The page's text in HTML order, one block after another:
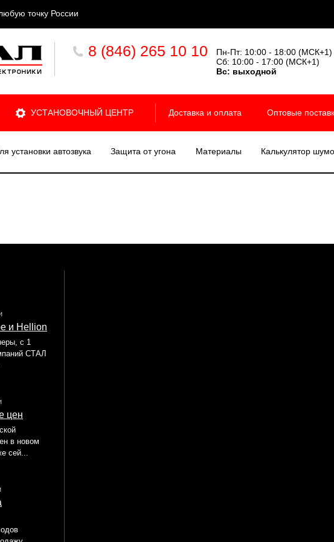
точку России
8 (846) 265 10 10
Пн-Пт: 10:00 - 18:00 (МСК+1)
Сб: 10:00 - 17:00 (МСК+1)
Вс: выходной
УСТАНОВОЧНЫЙ ЦЕНТР Доставка и оплата Оптовые
установки автозвука Защита от угона Материалы Калькулятор
и Hellion
с 1
СТАЛ
цен
в новом
сей...